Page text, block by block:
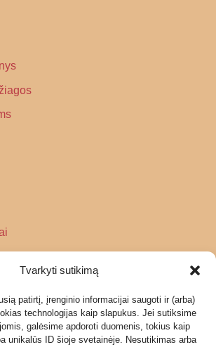
Tvarkyti sutikimą
patirtį, įrenginio informacijai saugoti ir (arba)
technologijas kaip slapukus. Jei sutiksime
galėsime apdoroti duomenis, tokius kaip
unikalūs ID šioje svetainėje. Nesutikimas arba
įrengimas